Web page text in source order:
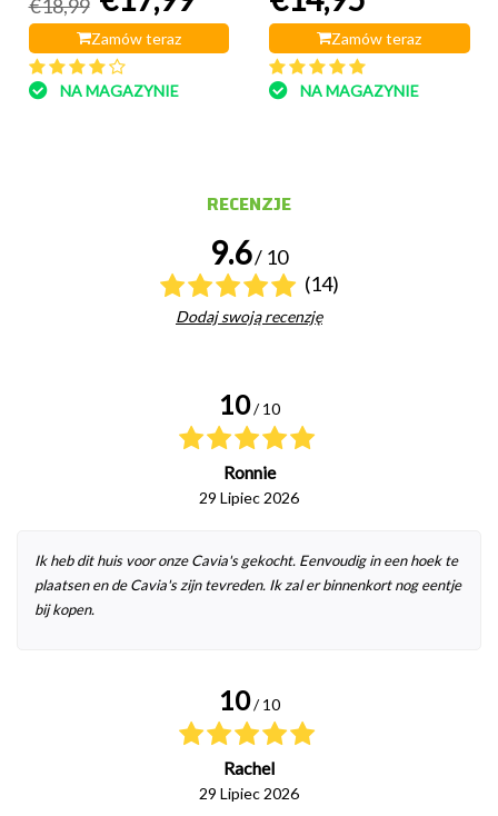
€18,99
Zamów teraz
NA MAGAZYNIE
Zamów teraz
NA MAGAZYNIE
RECENZJE
9.6/ 10
(14)
Dodaj swoją recenzję
10 / 10
Ronnie
29 Lipiec 2026
Ik heb dit huis voor onze Cavia's gekocht. Eenvoudig in een hoek te
plaatsen en de Cavia's zijn tevreden. Ik zal er binnenkort nog eentje
bij kopen.
10 / 10
Rachel
29 Lipiec 2026